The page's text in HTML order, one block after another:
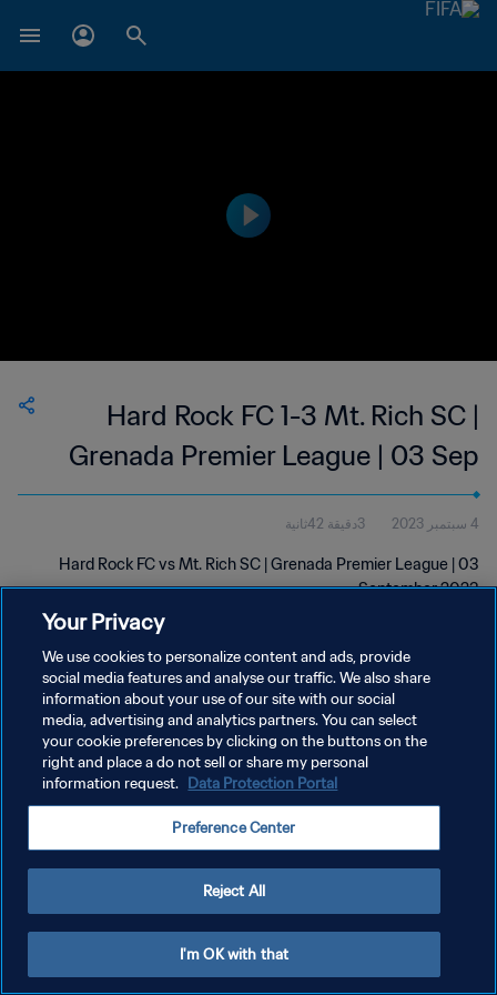
Hard Rock FC 1-3 Mt. Rich SC |
Grenada Premier League | 03 Sep
2023
4 سبتمبر 2023 3دقيقة 42ثانية
Hard Rock FC vs Mt. Rich SC | Grenada Premier League | 03
September 2023
سياسة الخصوصية
إدارة تفضيلات ملفات تعريف الارتباط
Your Privacy
We use cookies to personalize content and ads, provide
social media features and analyse our traffic. We also share
information about your use of our site with our social
media, advertising and analytics partners. You can select
your cookie preferences by clicking on the buttons on the
right and place a do not sell or share my personal
information request. Data Protection Portal
Preference Center
Reject All
I'm OK with that